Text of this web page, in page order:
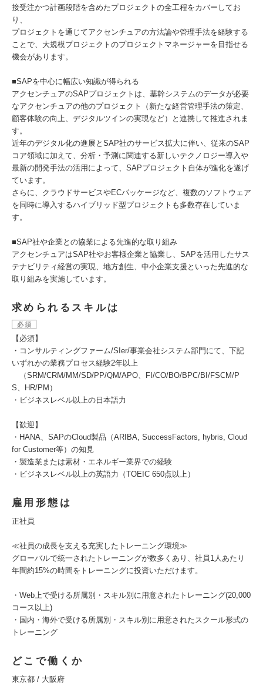
接受注かつ計画段階を含めたプロジェクトの全工程をカバーしてお
り、
プロジェクトを通じてアクセンチュアの方法論や管理手法を経験する
ことで、大規模プロジェクトのプロジェクトマネージャーを目指せる
機会があります。
■SAPを中心に幅広い知識が得られる
アクセンチュアのSAPプロジェクトは、基幹システムのデータが必要
なアクセンチュアの他のプロジェクト（新たな経営管理手法の策定、
顧客体験の向上、デジタルツインの実現など）と連携して推進されま
す。
近年のデジタル化の進展とSAP社のサービス拡大に伴い、従来のSAP
コア領域に加えて、分析・予測に関連する新しいテクノロジー導入や
最新の開発手法の活用によって、SAPプロジェクト自体が進化を遂げ
ています。
さらに、クラウドサービスやECパッケージなど、複数のソフトウェア
を同時に導入するハイブリッド型プロジェクトも多数存在していま
す。
■SAP社や企業との協業による先進的な取り組み
アクセンチュアはSAP社やお客様企業と協業し、SAPを活用したサス
テナビリティ経営の実現、地方創生、中小企業支援といった先進的な
取り組みを実施しています。
求められるスキルは
必須
【必須】
・コンサルティングファーム/SIer/事業会社システム部門にて、下記
いずれかの業務プロセス経験2年以上
（SRM/CRM/MM/SD/PP/QM/APO、FI/CO/BO/BPC/BI/FSCM/P
S、HR/PM）
・ビジネスレベル以上の日本語力
【歓迎】
・HANA、SAPのCloud製品（ARIBA, SuccessFactors, hybris, Cloud
for Customer等）の知見
・製造業または素材・エネルギー業界での経験
・ビジネスレベル以上の英語力（TOEIC 650点以上）
雇用形態は
正社員
≪社員の成長を支える充実したトレーニング環境≫
グローバルで統一されたトレーニングが数多くあり、社員1人あたり
年間約15%の時間をトレーニングに投資いただけます。
・Web上で受ける所属別・スキル別に用意されたトレーニング(20,000
コース以上)
・国内・海外で受ける所属別・スキル別に用意されたスクール形式の
トレーニング
どこで働くか
東京都 / 大阪府